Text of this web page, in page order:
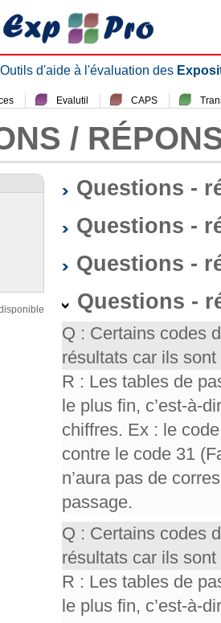
Outils d'aide à l'évaluation des
Evalutil CAPS
/
Questions -
Questions -
Questions -
Questions -
Q : Certains codes
résultats car ils
R : Les tables de
le plus fin, c’est-à-
chiffres. Ex : le
contre le code 31
n’aura pas de
passage.
Q : Certains codes
résultats car ils
R : Les tables de
le plus fin, c’est-à-